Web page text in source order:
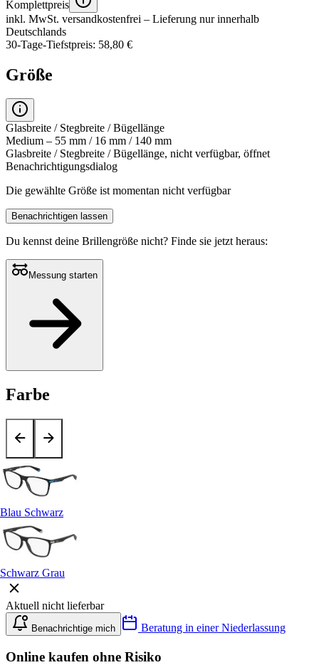
Komplettpreis
inkl. MwSt. versandkostenfrei – Lieferung nur innerhalb
Deutschlands
30-Tage-Tiefstpreis: 58,80 €
Größe
Glasbreite / Stegbreite / Bügellänge
Medium – 55 mm / 16 mm / 140 mm
Glasbreite / Stegbreite / Bügellänge, nicht verfügbar, öffnet
Benachrichtigungsdialog
Die gewählte Größe ist momentan nicht verfügbar
Benachrichtigen lassen
Du kennst deine Brillengröße nicht? Finde sie jetzt heraus:
Messung starten
Farbe
Blau Schwarz
Schwarz Grau
Aktuell nicht lieferbar
Benachrichtige mich Beratung in einer Niederlassung
Online kaufen ohne Risiko